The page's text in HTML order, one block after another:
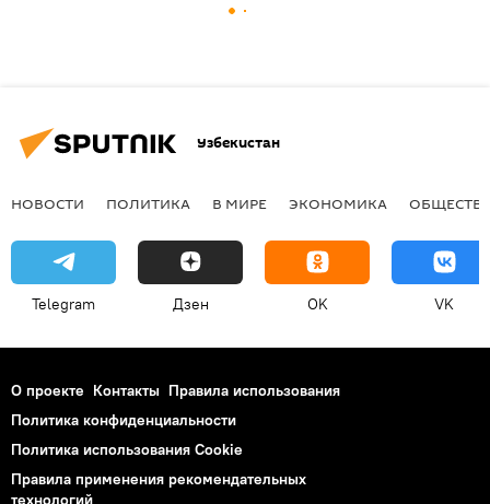
Узбекистан
НОВОСТИ ПОЛИТИКА В МИРЕ ЭКОНОМИКА
Telegram Дзен OK VK
О проекте Контакты Правила использования
Политика конфиденциальности
Политика использования Cookie
Правила применения рекомендательных
технологий